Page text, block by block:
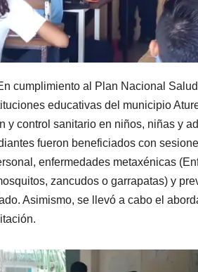
cumplimiento al Plan Nacional
educativas del municipio
y control sanitario en niños, niñas y
fueron beneficiados con
enfermedades metaxénicas
zancudos o garrapatas) y
Asimismo, se llevó a cabo el